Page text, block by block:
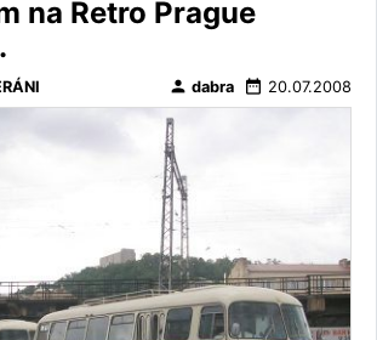
na Retro Prague
person dabra date_range 20.07.2008